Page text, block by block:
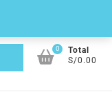
0
Total
S/0.00